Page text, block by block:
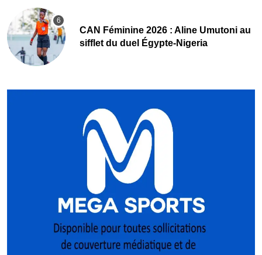
‎CAN Féminine 2026 : Aline Umutoni au
sifflet du duel Égypte-Nigeria